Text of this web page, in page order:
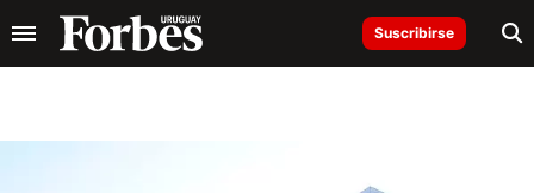
Suscribirse